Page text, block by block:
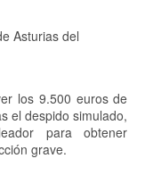
Asturias del
los 9.500 euros de
el despido simulado,
para obtener
grave.